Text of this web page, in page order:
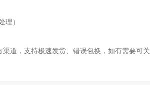
理）
渠道，支持极速发货、错误包换，如有需要可关